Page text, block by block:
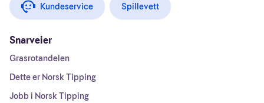
Kundeservice Spillevett
Snarveier
Grasrotandelen
Dette er Norsk Tipping
Jobb i Norsk Tipping